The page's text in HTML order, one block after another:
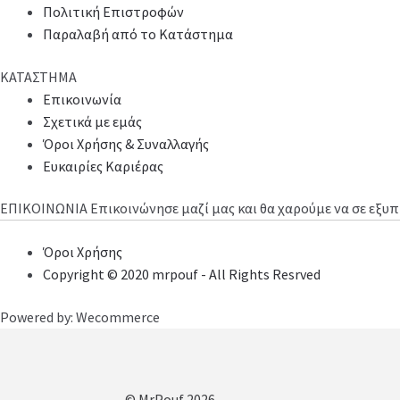
Πολιτική Επιστροφών
Παραλαβή από το Κατάστημα
ΚΑΤΑΣΤΗΜΑ
Επικοινωνία
Σχετικά με εμάς
Όροι Χρήσης & Συναλλαγής
Ευκαιρίες Καριέρας
ΕΠΙΚΟΙΝΩΝΙΑ Επικοινώνησε μαζί μας και θα χαρούμε να σε
Όροι Χρήσης
Copyright © 2020 mrpouf - All Rights Resrved
Powered by: Wecommerce